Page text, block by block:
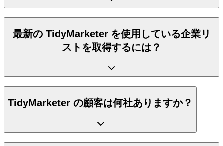
最新の TidyMarketer を使用している企業リ
ストを取得するには？
TidyMarketer の顧客は何社ありますか？